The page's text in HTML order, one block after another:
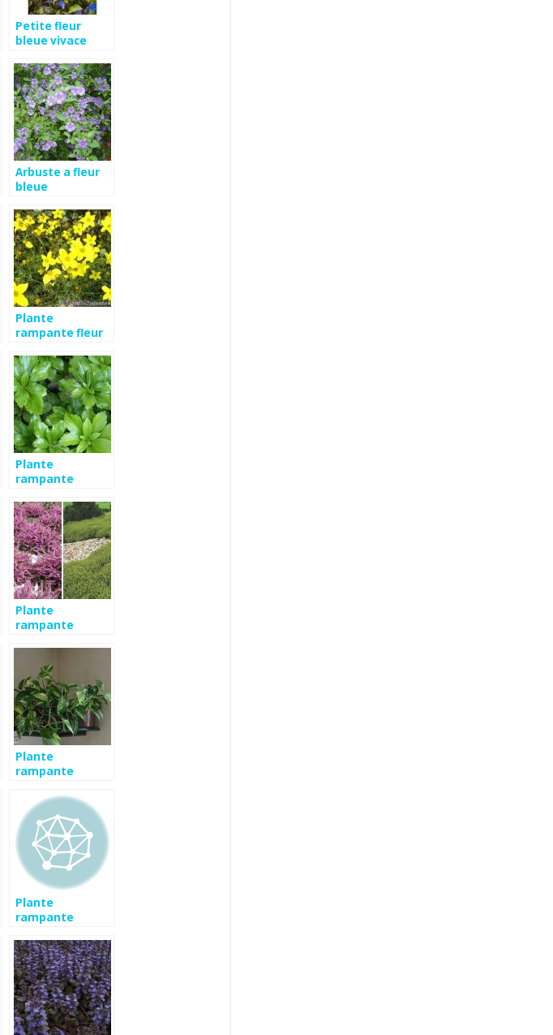
Petite fleur
bleue vivace
Arbuste a fleur
bleue
Plante
rampante fleur
Plante
rampante
Plante
rampante
Plante
rampante
Plante
rampante